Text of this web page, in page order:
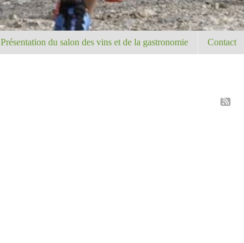
Présentation du salon des vins et de la gastronomie Contact